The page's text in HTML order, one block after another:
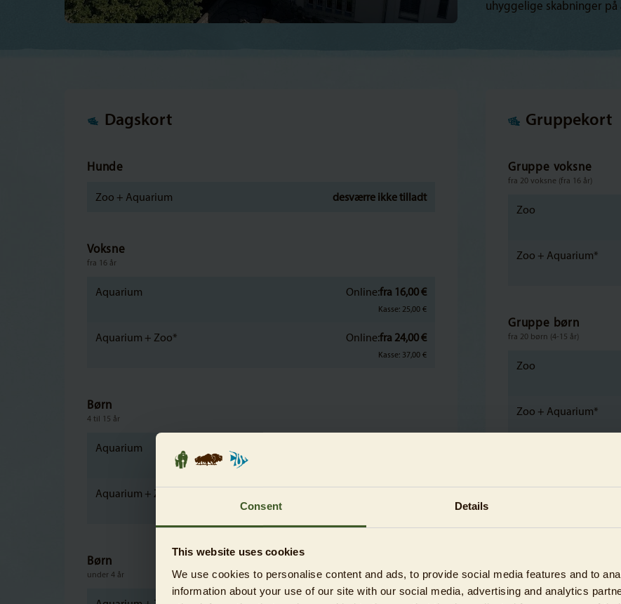
Consent Details
This website uses cookies
We use cookies to personalise content and ads, to provide social media features and to
information about your use of our site with our social media, advertising and analytics
uhyggelige skabninger
Dagskort
Hunde
Zoo + Aquarium desværre ikke tilladt
Voksne
fra 16 år
Aquarium Online:fra 16,00 €
Kasse: 25,00 €
Aquarium + Zoo* Online:fra 24,00 €
Kasse: 37,00 €
Børn
4 til 15 år
Aquarium
Aquarium + Zoo*
Børn
under 4 år
Gruppekort
Gruppe voksne
fra 20 voksne (fra 16 år)
Zoo
Zoo + Aquarium*
Gruppe børn
fra 20 børn (4-15 år)
Zoo
Zoo + Aquarium*
Skoler,
Elever/børn (4-19 år); gælder
Zoo + Aquarium*